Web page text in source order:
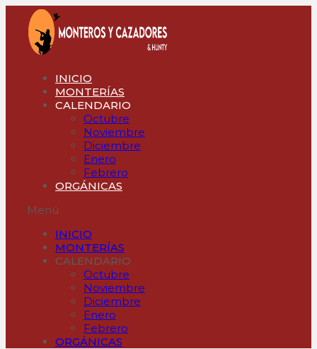
contenido
INICIO
MONTERÍAS
CALENDARIO
Octubre
Noviembre
Diciembre
Enero
Febrero
ORGÁNICAS
Menú
INICIO
MONTERÍAS
CALENDARIO
Octubre
Noviembre
Diciembre
Enero
Febrero
ORGÁNICAS